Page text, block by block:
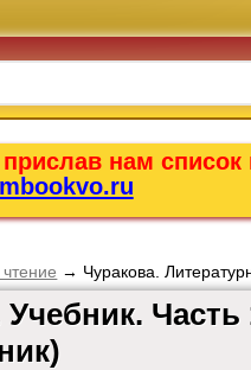
нам список
→ Чуракова.
Учебник.